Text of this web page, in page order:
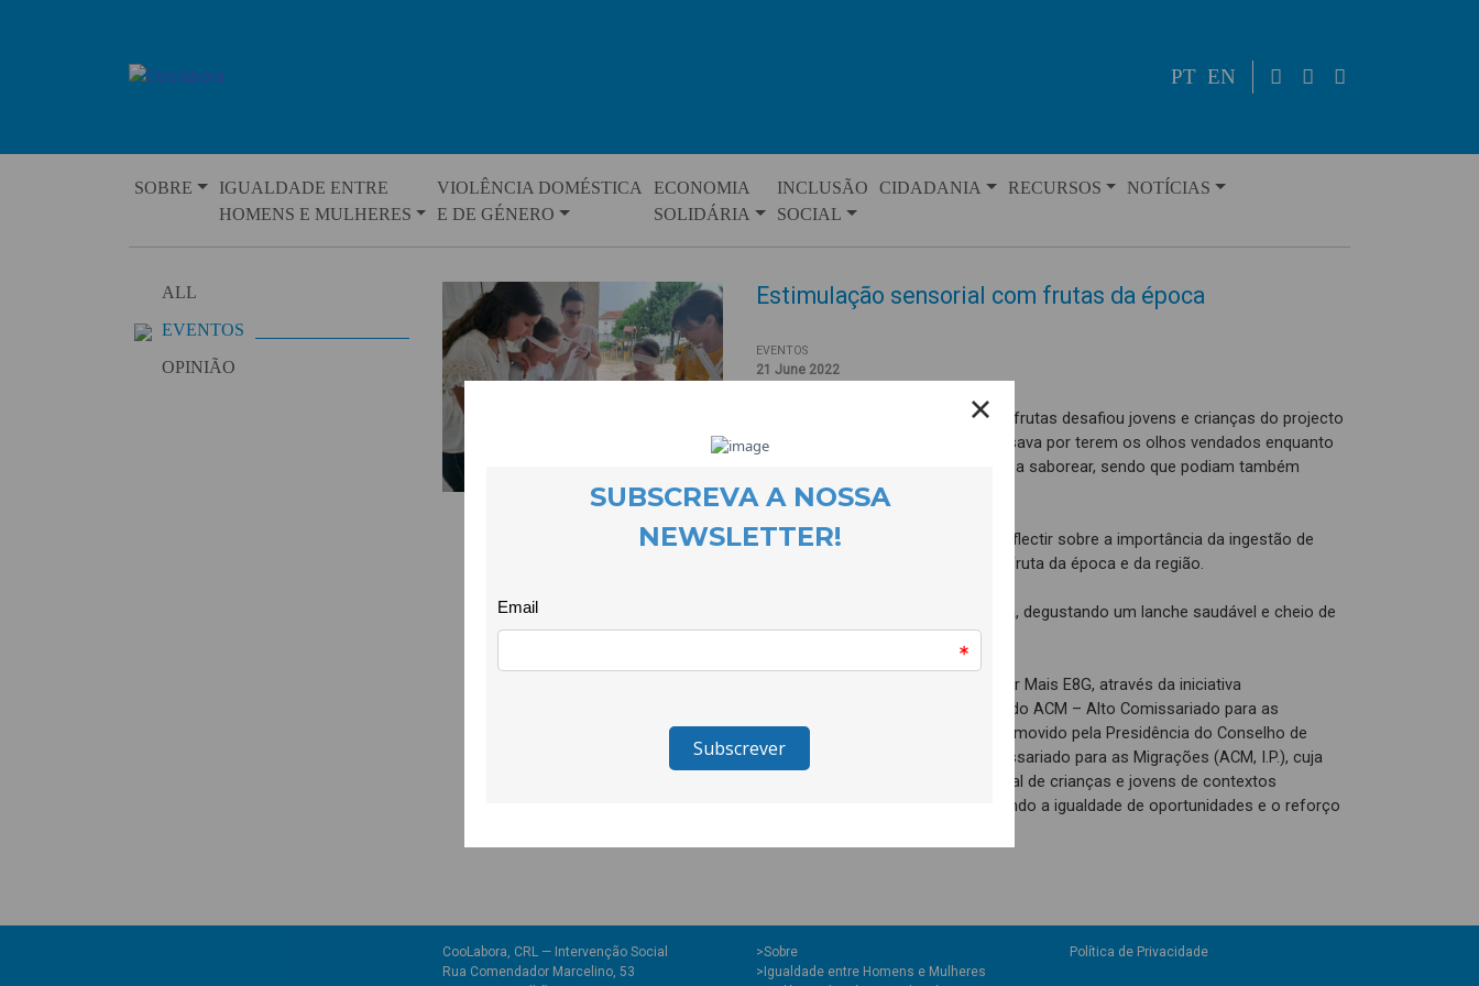
PT EN
SOBRE
IGUALDADE ENTRE
HOMENS E MULHERES
VIOLÊNCIA DOMÉSTICA
E DE GÉNERO
ECONOMIA
SOLIDÁRIA
INCLUSÃO
SOCIAL
CIDADANIA RECURSOS NOTÍCIAS
ALL
EVENTOS
OPINIÃO
Estimulação sensorial com frutas da época
EVENTOS
21 June 2022
Uma experiência de degustação de frutas desafiou jovens e crianças do projecto
Quero Ser Mais E8G. O desafio passava por terem os olhos vendados enquanto
tentavam identificar o que estavam a saborear, sendo que podiam também
tacteá-lo e cheirá-lo.
Foi uma experiência que permitiu reflectir sobre a importância da ingestão de
fruta, em particular da ingestão de fruta da época e da região.
A tarde terminou de forma animada, degustando um lanche saudável e cheio de
cor.
Uma iniciativa do projecto Quero Ser Mais E8G, através da iniciativa
governamental de âmbito nacional do ACM – Alto Comissariado para as
Migrações, Programa Escolhas, promovido pela Presidência do Conselho de
Ministros e integrado no Alto Comissariado para as Migrações (ACM, I.P.), cuja
missão é promover a inclusão social de crianças e jovens de contextos
socioeconómicos vulneráveis, visando a igualdade de oportunidades e o reforço
CooLabora, CRL — Intervenção Social
Rua Comendador Marcelino, 53
>Sobre
>Igualdade entre Homens e Mulheres
Política de Privacidade